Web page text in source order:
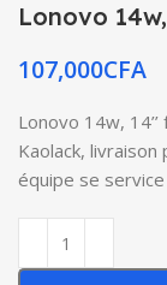
Lonovo 14w,
107,000CFA
Lonovo 14w,
Kaolack,
équipe se